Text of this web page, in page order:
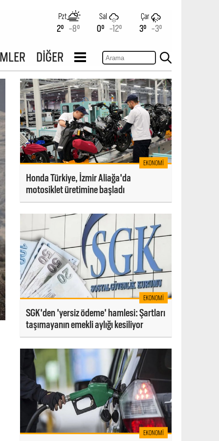
Pzt
2° -8°
Sal
0° -12°
Çar
3° -3°
DİĞER
EKONOMI
Honda Türkiye, İzmir Aliağa'da
motosiklet üretimine başladı
EKONOMI
SGK'den 'yersiz ödeme' hamlesi: Şartları
taşımayanın emekli aylığı kesiliyor
EKONOMI